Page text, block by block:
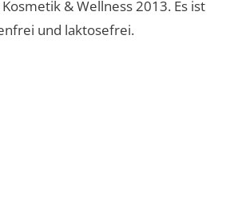
& Wellness 2013. Es ist
und laktosefrei.